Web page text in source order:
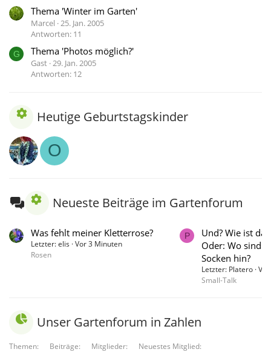
Thema 'Winter im Garten'
Marcel
25. Jan. 2005
Antworten: 11
G Thema 'Photos möglich?'
Gast 29. Jan. 2005
Antworten: 12
Heutige Geburtstagskinder
O
Neueste Beiträge im Gartenforum
Was fehlt meiner Kletterrose?
Letzter: elis Vor 3 Minuten
Rosen
P
Und? Wie ist
Oder: Wo sind
Socken hin?
Letzter: Platero
Small-Talk
Unser Gartenforum in Zahlen
Themen
Beiträge
Mitglieder
Neuestes Mitglied